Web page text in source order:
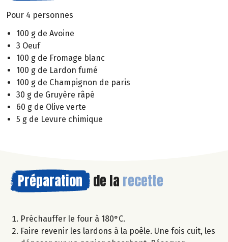
Pour 4 personnes
100 g de Avoine
3 Oeuf
100 g de Fromage blanc
100 g de Lardon fumé
100 g de Champignon de paris
30 g de Gruyère râpé
60 g de Olive verte
5 g de Levure chimique
Préparation de la recette
Préchauffer le four à 180°C.
Faire revenir les lardons à la poêle. Une fois cuit, les